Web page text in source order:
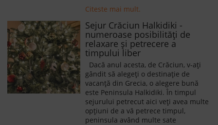
Citeste mai mult.
Sejur Crăciun Halkidiki -
numeroase posibilități de
relaxare și petrecere a
timpului liber
Dacă anul acesta, de Crăciun, v-ați
gândit să alegeți o destinație de
vacanță din Grecia, o alegere bună
este Peninsula Halkidiki. În timpul
sejurului petrecut aici veți avea multe
opțiuni de a vă petrece timpul,
peninsula având multe sate